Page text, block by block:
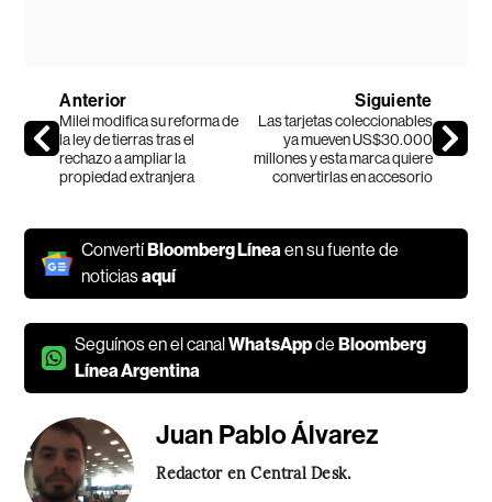
Anterior
Milei modifica su reforma de
la ley de tierras tras el
rechazo a ampliar la
propiedad extranjera
Siguiente
Las tarjetas coleccionables
ya mueven US$30.000
millones y esta marca quiere
convertirlas en accesorio
ConvertíBloomberg Líneaen su fuente de
noticiasaquí
Seguínos en el canalWhatsAppdeBloomberg
Línea Argentina
Juan Pablo Álvarez
Redactor en Central Desk.